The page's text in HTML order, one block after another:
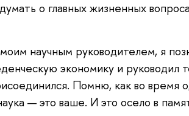
о главных жизненных
научным руководителем, я
экономику и руководил
Помню, как во время
— это ваше. И это осело в